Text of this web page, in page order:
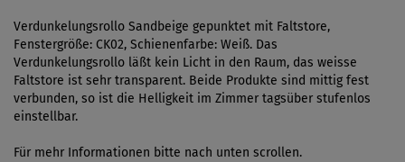
Verdunkelungsrollo Sandbeige gepunktet mit Faltstore,
Fenstergröße: CK02, Schienenfarbe: Weiß. Das
Verdunkelungsrollo läßt kein Licht in den Raum, das weisse
Faltstore ist sehr transparent. Beide Produkte sind mittig fest
verbunden, so ist die Helligkeit im Zimmer tagsüber stufenlos
einstellbar.
Für mehr Informationen bitte nach unten scrollen.